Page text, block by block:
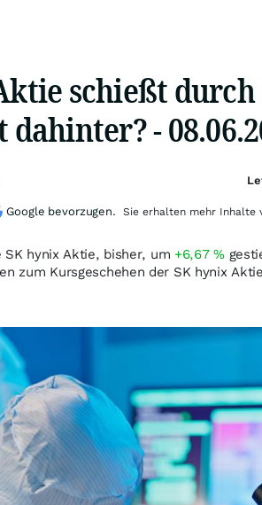
schießt durch
dahinter? -
hynix Aktie, bisher, um +6,67%
zum Kursgeschehen der SK hynix
Google bevorzugen. Sie erhalten mehr Inhalte